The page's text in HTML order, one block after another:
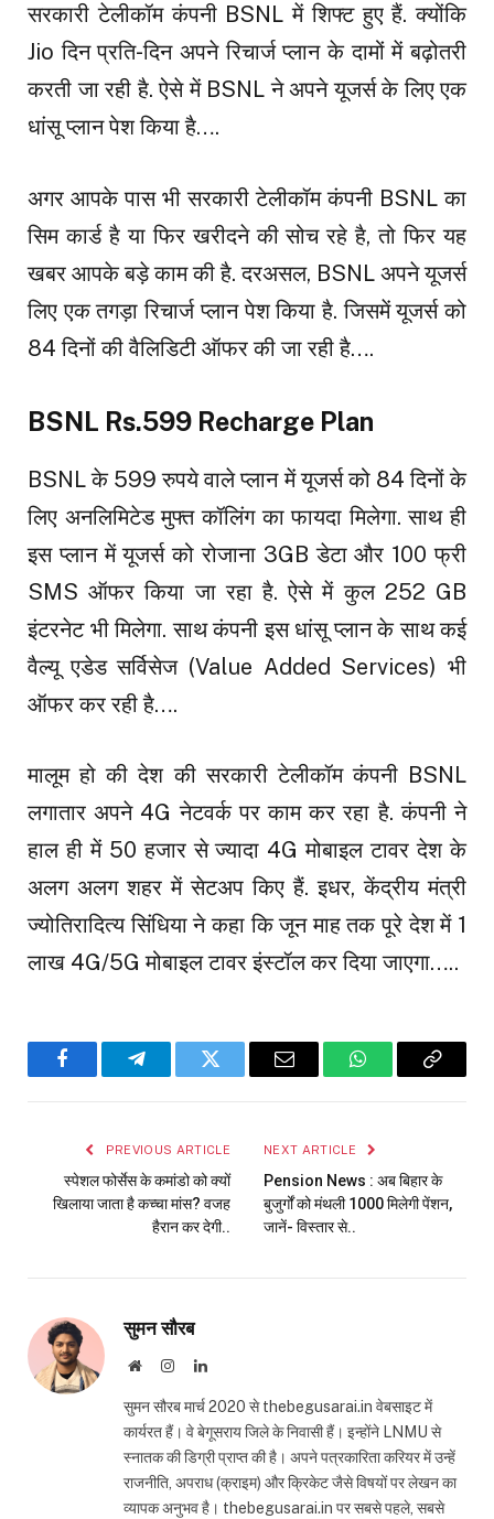
सरकारी टेलीकॉम कंपनी BSNL में शिफ्ट हुए हैं. क्योंकि
Jio दिन प्रति-दिन अपने रिचार्ज प्लान के दामों में बढ़ोतरी
करती जा रही है. ऐसे में BSNL ने अपने यूजर्स के लिए एक
धांसू प्लान पेश किया है….
अगर आपके पास भी सरकारी टेलीकॉम कंपनी BSNL का
सिम कार्ड है या फिर खरीदने की सोच रहे है, तो फिर यह
खबर आपके बड़े काम की है. दरअसल, BSNL अपने यूजर्स
लिए एक तगड़ा रिचार्ज प्लान पेश किया है. जिसमें यूजर्स को
84 दिनों की वैलिडिटी ऑफर की जा रही है….
BSNL Rs.599 Recharge Plan
BSNL के 599 रुपये वाले प्लान में यूजर्स को 84 दिनों के
लिए अनलिमिटेड मुफ्त कॉलिंग का फायदा मिलेगा. साथ ही
इस प्लान में यूजर्स को रोजाना 3GB डेटा और 100 फ्री
SMS ऑफर किया जा रहा है. ऐसे में कुल 252 GB
इंटरनेट भी मिलेगा. साथ कंपनी इस धांसू प्लान के साथ कई
वैल्यू एडेड सर्विसेज (Value Added Services) भी
ऑफर कर रही है….
मालूम हो की देश की सरकारी टेलीकॉम कंपनी BSNL
लगातार अपने 4G नेटवर्क पर काम कर रहा है. कंपनी ने
हाल ही में 50 हजार से ज्यादा 4G मोबाइल टावर देश के
अलग अलग शहर में सेटअप किए हैं. इधर, केंद्रीय मंत्री
ज्योतिरादित्य सिंधिया ने कहा कि जून माह तक पूरे देश में 1
लाख 4G/5G मोबाइल टावर इंस्टॉल कर दिया जाएगा…..
FacebookTelegramTwitter Email WhatsAppCopy
PREVIOUS ARTICLE
स्पेशल फोर्सेस के कमांडो को क्यों
खिलाया जाता है कच्चा मांस? वजह
हैरान कर देगी..
NEXT ARTICLE
Pension News : अब बिहार के
बुजुर्गों को मंथली ₹1000 मिलेगी पेंशन,
जानें- विस्तार से..
सुमन सौरब
WebsiteInstagramLinkedIn
सुमन सौरब मार्च 2020 से thebegusarai.in वेबसाइट में
कार्यरत हैं। वे बेगूसराय जिले के निवासी हैं। इन्होंने LNMU से
स्नातक की डिग्री प्राप्त की है। अपने पत्रकारिता करियर में उन्हें
राजनीति, अपराध (क्राइम) और क्रिकेट जैसे विषयों पर लेखन का
व्यापक अनुभव है। thebegusarai.in पर सबसे पहले, सबसे